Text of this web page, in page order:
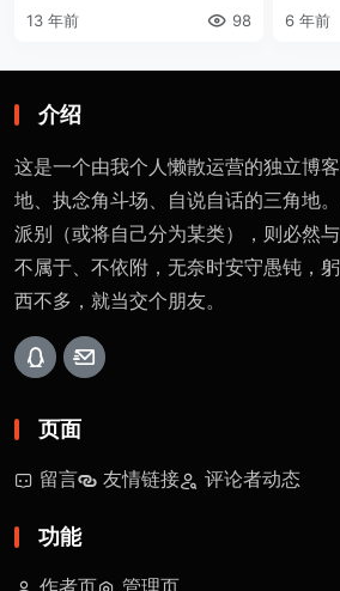
13 年前 98 6 年前
介绍
这是一个由我个人懒散运营的独立博
地、执念角斗场、自说自话的三角地
派别（或将自己分为某类），则必然与
不属于、不依附，无奈时安守愚钝，
西不多，就当交个朋友。
页面
留言 友情链接 评论者动态
功能